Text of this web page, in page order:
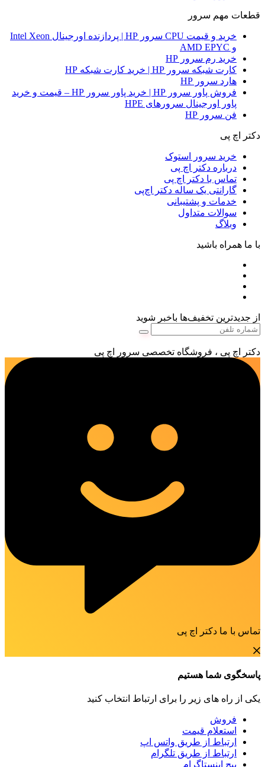
قطعات مهم سرور
خرید و قیمت CPU سرور HP | پردازنده اورجینال Intel Xeon
و AMD EPYC
خرید رم سرور HP
کارت شبکه سرور HP | خرید کارت شبکه HP
هارد سرور HP
فروش پاور سرور HP | خرید پاور سرور HP – قیمت و خرید
پاور اورجینال سرورهای HPE
فن سرور HP
دکتر اچ پی
خرید سرور استوک
درباره دکتر اچ پی
تماس با دکتر اچ پی
گارانتی یک ساله دکتر اچ‌پی
خدمات و پشتیبانی
سوالات متداول
وبلاگ
با ما همراه باشید
از جدیدترین تخفیف‌ها باخبر شوید
دکتر اچ پی ، فروشگاه تخصصی سرور اچ پی
تماس با ما دکتر اچ پی
پاسخگوی شما هستیم
یکی از راه های زیر را برای ارتباط انتخاب کنید
فروش
استعلام قیمت
ارتباط از طریق واتس اپ
ارتباط از طریق تلگرام
پیج اینستاگرام